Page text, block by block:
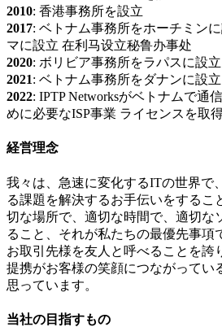
2010: 香港事務所を設立
2017: ベトナム事務所をホーチミン
マに設立 在利马设立秘鲁办事处
2020: ボリビア事務所をラパスに設立
2021: ベトナム事務所をダナンに設立
2022: IPTP Networksがベトナムで通
めに必要なISP事業 ライセンスを取
経営理念
我々は、急速に変化するITの世界で
る課題を解決するお手伝いをするこ
切な場所で、適切な時間で、適切な
ること、それが私たちの最優先事項
お取引先様を友人と呼べることを誇
提携がお客様の笑顔につながってい
思っています。
当社の目指すもの